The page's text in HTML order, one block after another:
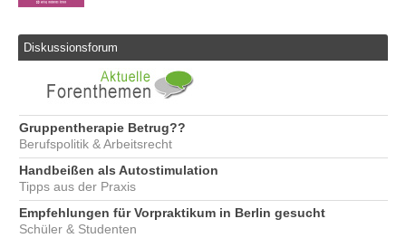
Diskussionsforum
Gruppentherapie Betrug??
Berufspolitik & Arbeitsrecht
Handbeißen als Autostimulation
Tipps aus der Praxis
Empfehlungen für Vorpraktikum in Berlin gesucht
Schüler & Studenten